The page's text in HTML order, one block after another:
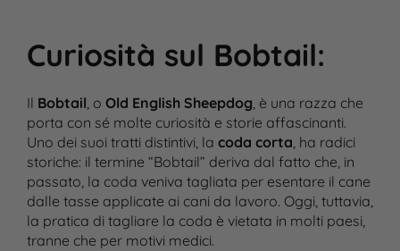
Curiosità sul Bobtail:
Il Bobtail, o Old English Sheepdog, è una razza che
porta con sé molte curiosità e storie affascinanti.
Uno dei suoi tratti distintivi, la coda corta, ha radici
storiche: il termine “Bobtail” deriva dal fatto che, in
passato, la coda veniva tagliata per esentare il cane
dalle tasse applicate ai cani da lavoro. Oggi, tuttavia,
la pratica di tagliare la coda è vietata in molti paesi,
tranne che per motivi medici​.